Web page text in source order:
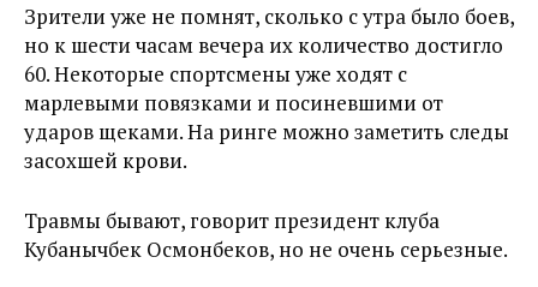
Зрители уже не помнят, сколько с утра было боев,
но к шести часам вечера их количество достигло
60. Некоторые спортсмены уже ходят с
марлевыми повязками и посиневшими от
ударов щеками. На ринге можно заметить следы
засохшей крови.
Травмы бывают, говорит президент клуба
Кубанычбек Осмонбеков, но не очень серьезные.